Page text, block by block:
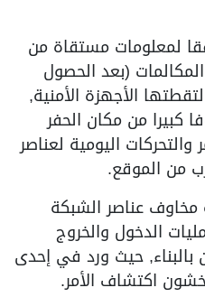
لمعلومات مستقاة من
(بعد الحصول
الأجهزة الأمنية,
كبيرا من مكان الحفر
والتحركات اليومية لعناصر
من الموقع.
مخاوف عناصر الشبكة
الدخول والخروج
بالبناء, حيث ورد في إحدى
اكتشاف الأمر.